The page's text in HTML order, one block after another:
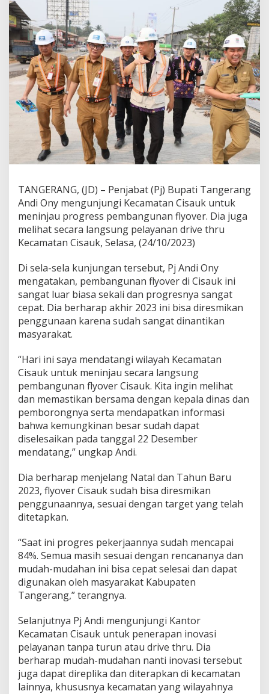
e
r
h
a
r
a
p
B
s
a
R
e
m
k
a
n
F
l
y
e
r
C
i
s
a
A
k
i
r
T
a
u
n
n
TANGERANG, (JD) – Penjabat (Pj) Bupati Tangerang
Andi Ony mengunjungi Kecamatan Cisauk untuk
meninjau progress pembangunan flyover. Dia juga
melihat secara langsung pelayanan drive thru
Kecamatan Cisauk, Selasa, (24/10/2023)
Di sela-sela kunjungan tersebut, Pj Andi Ony
mengatakan, pembangunan flyover di Cisauk ini
sangat luar biasa sekali dan progresnya sangat
cepat. Dia berharap akhir 2023 ini bisa diresmikan
penggunaan karena sudah sangat dinantikan
masyarakat.
“Hari ini saya mendatangi wilayah Kecamatan
Cisauk untuk meninjau secara langsung
pembangunan flyover Cisauk. Kita ingin melihat
dan memastikan bersama dengan kepala dinas dan
pemborongnya serta mendapatkan informasi
bahwa kemungkinan besar sudah dapat
diselesaikan pada tanggal 22 Desember
mendatang,” ungkap Andi.
Dia berharap menjelang Natal dan Tahun Baru
2023, flyover Cisauk sudah bisa diresmikan
penggunaannya, sesuai dengan target yang telah
ditetapkan.
“Saat ini progres pekerjaannya sudah mencapai
84%. Semua masih sesuai dengan rencananya dan
mudah-mudahan ini bisa cepat selesai dan dapat
digunakan oleh masyarakat Kabupaten
Tangerang,” terangnya.
Selanjutnya Pj Andi mengunjungi Kantor
Kecamatan Cisauk untuk penerapan inovasi
pelayanan tanpa turun atau drive thru. Dia
berharap mudah-mudahan nanti inovasi tersebut
juga dapat direplika dan diterapkan di kecamatan
lainnya, khususnya kecamatan yang wilayahnya